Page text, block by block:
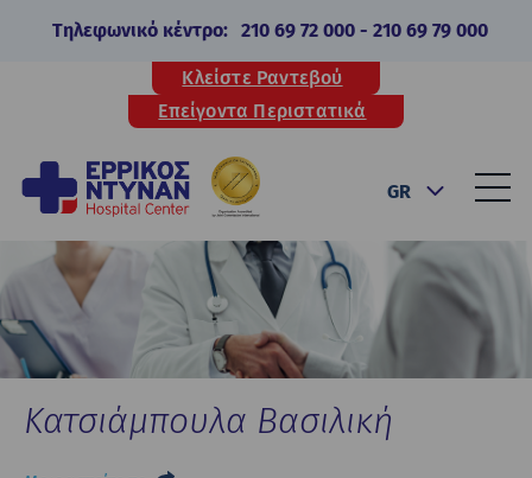
Τηλεφωνικό κέντρο: 210 69 72 000- 210 69 79 000
Κλείστε Ραντεβού
Επείγοντα Περιστατικά
GR
Κατσιάμπουλα Βασιλική